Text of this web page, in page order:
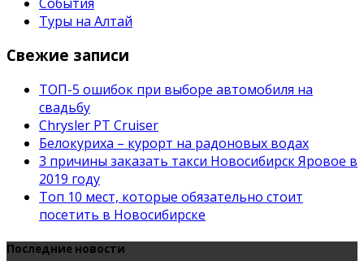
Туры на Алтай
Свежие записи
ТОП-5 ошибок при выборе автомобиля на
свадьбу
Chrysler PT Cruiser
Белокуриха – курорт на радоновых водах
3 причины заказать такси Новосибирск Яровое в
2019 году
Топ 10 мест, которые обязательно стоит
посетить в Новосибирске
Последние новости